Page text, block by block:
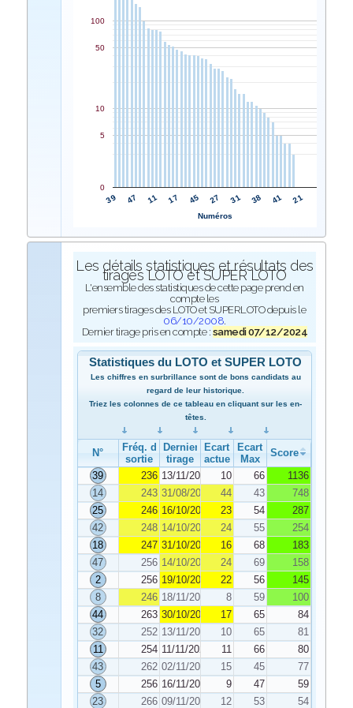
39 47 11 17 45 27 31 38 41 21
0
5
10
50
100
Numéros
Les détails statistiques et résultats des
tirages LOTO et SUPER LOTO
L'ensemble des statistiques de cette page prend en
compte les
premiers tirages des LOTO et SUPERLOTO depuis le
06/10/2008.
Dernier tirage pris en compte : samedi 07/12/2024
Statistiques du LOTO et SUPER LOTO
Les chiffres en surbrillance sont de bons candidats au
regard de leur historique.
Triez les colonnes de ce tableau en cliquant sur les en-
têtes.
N°
Fréq. de
sortie
Dernier
tirage
Ecart
actuel
Ecart
Max
Score
39
236 13/11/2024 10 66
1136
14
243 31/08/2024 44 43
748
25
246 16/10/2024 23 54
287
42
248 14/10/2024 24 55
254
18
247 31/10/2024 16 68
183
47
256 14/10/2024 24 69
158
2
256 19/10/2024 22 56
145
8
246 18/11/2024 8 59
100
44
263 30/10/2024 17 65
84
32
252 13/11/2024 10 65
81
11
254 11/11/2024 11 66
80
43
262 02/11/2024 15 45
77
5
256 16/11/2024 9 47
59
23
266 09/11/2024 12 53
54